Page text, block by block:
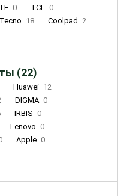
0 TCL 0
Tecno 18 Coolpad 2
(22)
Huawei 12
DIGMA 0
IRBIS 0
Lenovo 0
Apple 0